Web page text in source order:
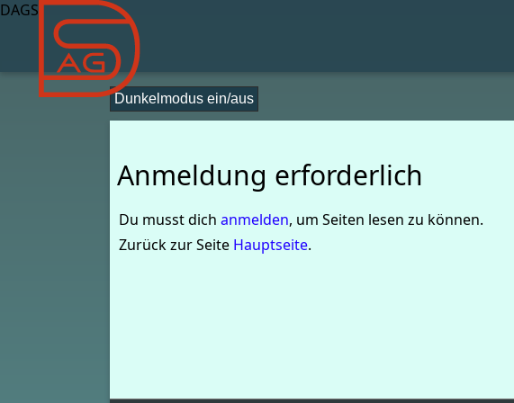
DAGS
Dunkelmodus ein/aus
Anmeldung erforderlich
Du musst dich anmelden, um Seiten lesen zu können.
Zurück zur Seite Hauptseite.